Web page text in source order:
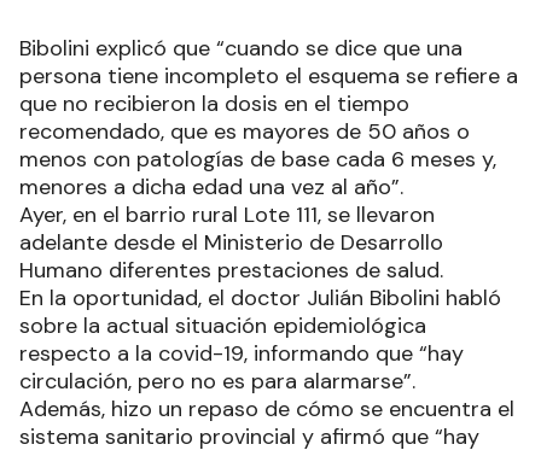
Bibolini explicó que “cuando se dice que una
persona tiene incompleto el esquema se refiere a
que no recibieron la dosis en el tiempo
recomendado, que es mayores de 50 años o
menos con patologías de base cada 6 meses y,
menores a dicha edad una vez al año”.
Ayer, en el barrio rural Lote 111, se llevaron
adelante desde el Ministerio de Desarrollo
Humano diferentes prestaciones de salud.
En la oportunidad, el doctor Julián Bibolini habló
sobre la actual situación epidemiológica
respecto a la covid-19, informando que “hay
circulación, pero no es para alarmarse”.
Además, hizo un repaso de cómo se encuentra el
sistema sanitario provincial y afirmó que “hay